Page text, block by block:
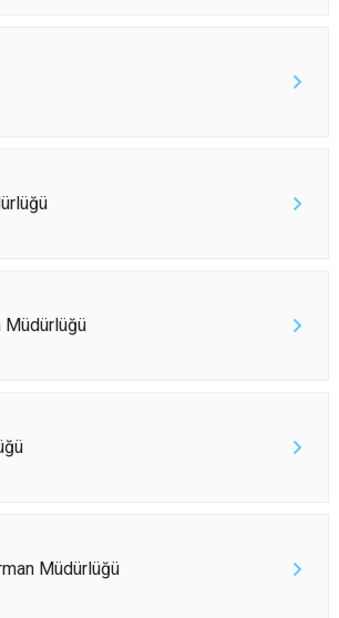
Müdürlüğü